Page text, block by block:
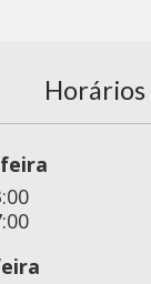
Horários